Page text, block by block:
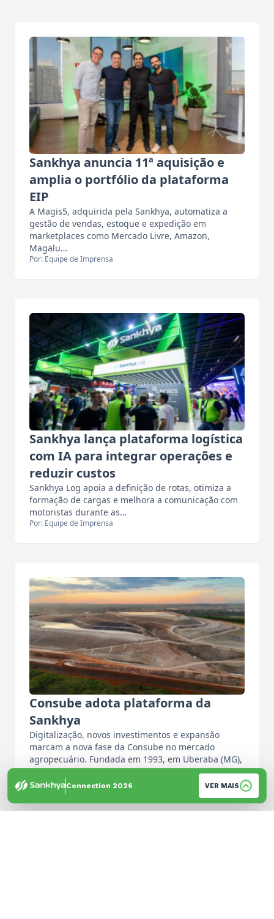
Sankhya anuncia 11ª aquisição e
amplia o portfólio da plataforma
EIP
A Magis5, adquirida pela Sankhya, automatiza a
gestão de vendas, estoque e expedição em
marketplaces como Mercado Livre, Amazon,
Magalu…
Por: Equipe de Imprensa
Sankhya lança plataforma logística
com IA para integrar operações e
reduzir custos
Sankhya Log apoia a definição de rotas, otimiza a
formação de cargas e melhora a comunicação com
motoristas durante as…
Por: Equipe de Imprensa
Consube adota plataforma da
Sankhya
Digitalização, novos investimentos e expansão
marcam a nova fase da Consube no mercado
agropecuário. Fundada em 1993, em Uberaba (MG),
…
Por: Equipe de Imprensa
Connection 2026 VER MAIS